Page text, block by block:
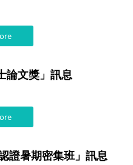
論文獎」訊息
證暑期密集班」訊息